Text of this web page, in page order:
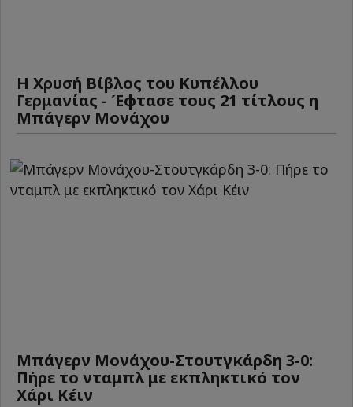
Η Χρυσή Βίβλος του Κυπέλλου
Γερμανίας - Έφτασε τους 21 τίτλους η
Μπάγερν Μονάχου
Μπάγερν Μονάχου-Στουτγκάρδη 3-0:
Πήρε το νταμπλ με εκπληκτικό τον
Χάρι Κέιν